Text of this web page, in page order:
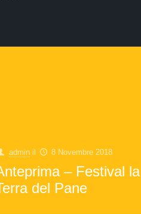
admin il 8 Novembre 2018
– Festival la
del Pane